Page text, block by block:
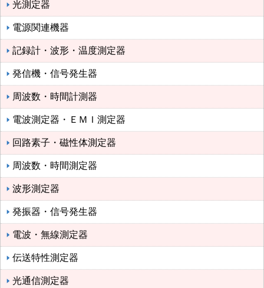
光測定器
電源関連機器
記録計・波形・温度測定器
発信機・信号発生器
周波数・時間計測器
電波測定器・ＥＭＩ測定器
回路素子・磁性体測定器
周波数・時間測定器
波形測定器
発振器・信号発生器
電波・無線測定器
伝送特性測定器
光通信測定器